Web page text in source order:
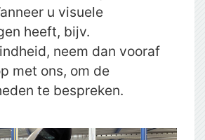
u visuele
heeft, bijv.
neem dan vooraf
met ons, om de
te bespreken.